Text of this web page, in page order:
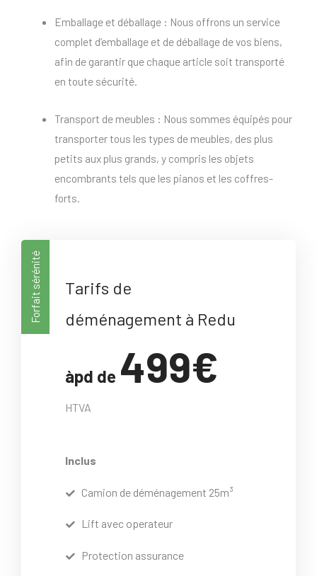
Emballage et déballage : Nous offrons un service
complet d’emballage et de déballage de vos biens,
afin de garantir que chaque article soit transporté
en toute sécurité.
Transport de meubles : Nous sommes équipés pour
transporter tous les types de meubles, des plus
petits aux plus grands, y compris les objets
encombrants tels que les pianos et les coffres-
forts.
Forfait sérénité
Tarifs de
déménagement à Redu
àpd de 499€
HTVA
Inclus
Camion de déménagement 25m³
Lift avec operateur
Protection assurance